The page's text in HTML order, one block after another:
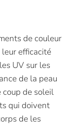
de couleur
efficacité
UV sur les
de la peau
coup de soleil
qui doivent
de les